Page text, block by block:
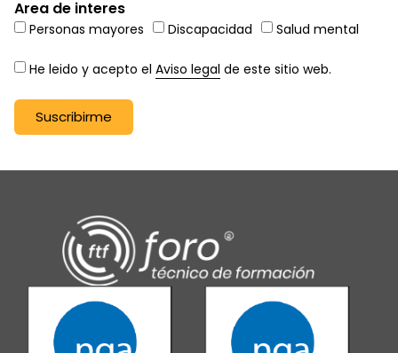
Area de interes
Personas mayores Discapacidad Salud mental
He leido y acepto el Aviso legal de este sitio web.
Suscribirme